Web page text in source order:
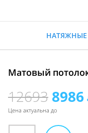
НАТЯЖНЫЕ
Матовый
12693 8986
Цена актуальна до